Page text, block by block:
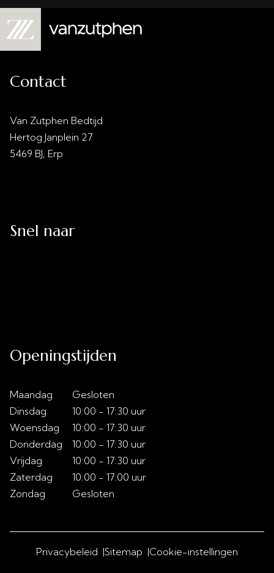
Contact
Van Zutphen Bedtijd
Hertog Janplein 27
5469 BJ, Erp
Snel naar
Openingstijden
Maandag
Dinsdag
Woensdag
Donderdag
Vrijdag
Zaterdag
Zondag
Gesloten
10:00 - 17:30 uur
10:00 - 17:30 uur
10:00 - 17:30 uur
10:00 - 17:30 uur
10:00 - 17:00 uur
Gesloten
Privacybeleid Sitemap Cookie-instellingen